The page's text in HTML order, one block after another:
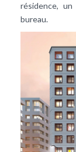
résidence,
bureau.